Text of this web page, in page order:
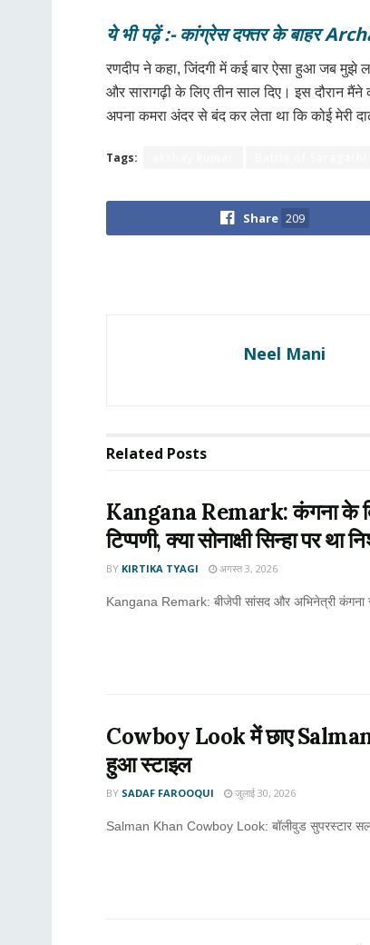
ये भी पढ़ें :- कांग्रेस दफ्तर के बाहर
रणदीप ने कहा, जिंदगी में कई बार ऐसा हुआ जब
और सारागढ़ी के लिए तीन साल दिए। इस दौरान
अपना कमरा अंदर से बंद कर लेता था कि कोई मेरी
Tags:
Share 209
Neel Mani
Related Posts
Kangana Remark: कंगना के
टिप्पणी, क्या सोनाक्षी सिन्हा पर था
BY KIRTIKA TYAGI अगस्त 3, 2026
Kangana Remark: बीजेपी सांसद और अभिनेत्री कंगना
Cowboy Look में छाए
हुआ स्टाइल
BY SADAF FAROOQUI जुलाई 30, 2026
Salman Khan Cowboy Look: बॉलीवुड सुपरस्टार